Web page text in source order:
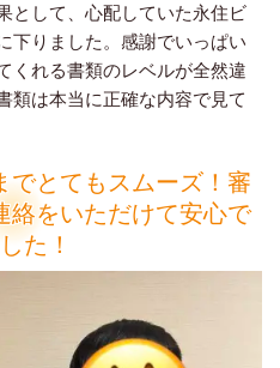
として、心配していた永住ビ
下りました。感謝でいっぱい
くれる書類のレベルが全然違
類は本当に正確な内容で見て
でとてもスムーズ！審
絡をいただけて安心で
た！